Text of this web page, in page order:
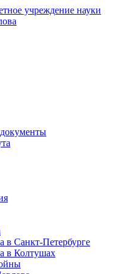
учреждение науки
Санкт-Петербурге
в Колтушах